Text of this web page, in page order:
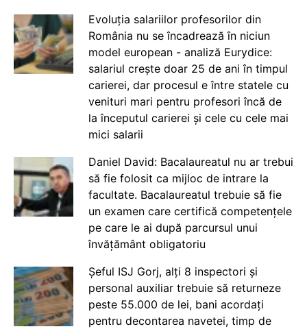
Evoluția salariilor profesorilor din
România nu se încadrează în niciun
model european - analiză Eurydice:
salariul crește doar 25 de ani în timpul
carierei, dar procesul e între statele cu
venituri mari pentru profesori încă de
la începutul carierei și cele cu cele mai
mici salarii
Daniel David: Bacalaureatul nu ar trebui
să fie folosit ca mijloc de intrare la
facultate. Bacalaureatul trebuie să fie
un examen care certifică competențele
pe care le ai după parcursul unui
învățământ obligatoriu
Șeful ISJ Gorj, alți 8 inspectori și
personal auxiliar trebuie să returneze
peste 55.000 de lei, bani acordați
pentru decontarea navetei, timp de